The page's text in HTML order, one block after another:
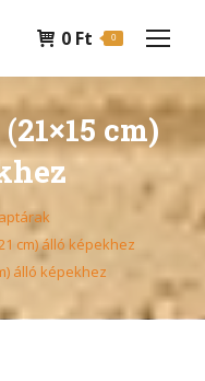
0 Ft 0
cm)
cm) álló képekhez
álló képekhez